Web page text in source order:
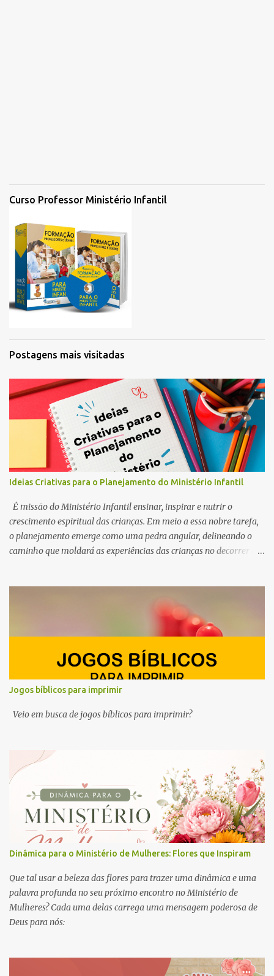
Curso Professor Ministério Infantil
Postagens mais visitadas
Ideias Criativas para o Planejamento do Ministério Infantil
É missão do Ministério Infantil ensinar, inspirar e nutrir o
crescimento espiritual das crianças. Em meio a essa nobre tarefa,
o planejamento emerge como uma pedra angular, delineando o
caminho que moldará as experiências das crianças no decorrer do
despertar a curiosidade, semear valores e cultivar a fé no coração
Jogos bíblicos para imprimir
Veio em busca de jogos bíblicos para imprimir?
Dinâmica para o Ministério de Mulheres: Flores que Inspiram
Que tal usar a beleza das flores para trazer uma dinâmica e uma
palavra profunda no seu próximo encontro no Ministério de
Mulheres? Cada uma delas carrega uma mensagem poderosa de
Deus para nós: